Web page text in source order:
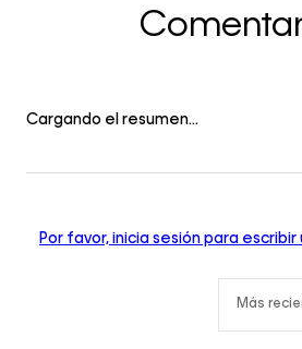
Cargando el resumen…
Por favor, inicia sesión para
Más